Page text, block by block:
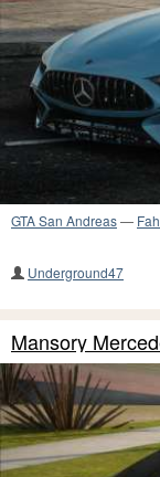
GTA San Andreas—
Underground47
Mansory